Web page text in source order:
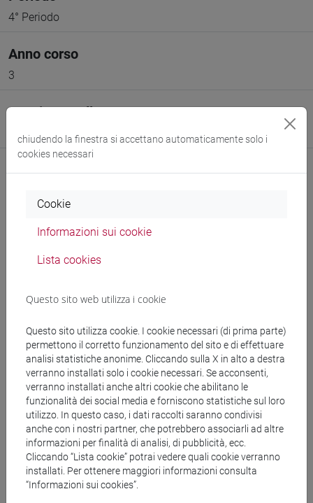
4° Periodo
Anno corso
3
Spazio Moodle
Link allo spazio del corso
Docenti e corsi di laurea
Programma
MAURACHER Christine- 30h Lezione
Materiali didattici
Materiali su Moodle
chiudendo la finestra si accettano automaticamente solo i
cookies necessari
Cookie
Informazioni sui cookie
Lista cookies
Questo sito web utilizza i cookie
Questo sito utilizza cookie. I cookie necessari (di prima parte)
permettono il corretto funzionamento del sito e di effettuare
analisi statistiche anonime. Cliccando sulla X in alto a destra
verranno installati solo i cookie necessari. Se acconsenti,
verranno installati anche altri cookie che abilitano le
funzionalità dei social media e forniscono statistiche sul loro
utilizzo. In questo caso, i dati raccolti saranno condivisi
anche con i nostri partner, che potrebbero associarli ad altre
informazioni per finalità di analisi, di pubblicità, ecc.
Cliccando “Lista cookie” potrai vedere quali cookie verranno
installati. Per ottenere maggiori informazioni consulta
“Informazioni sui cookies”.